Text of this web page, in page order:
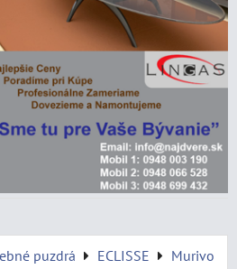
puzdrá ECLISSE Murivo